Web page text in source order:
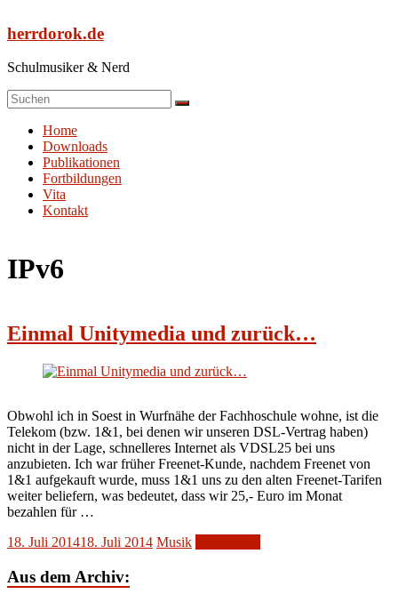
Inhalt
springen
herrdorok.de
Schulmusiker & Nerd
Menü
Home
Downloads
Publikationen
Fortbildungen
Vita
Kontakt
IPv6
Einmal Unitymedia und zurück…
Obwohl ich in Soest in Wurfnähe der Fachhoschule wohne, ist die
Telekom (bzw. 1&1, bei denen wir unseren DSL-Vertrag haben)
nicht in der Lage, schnelleres Internet als VDSL25 bei uns
anzubieten. Ich war früher Freenet-Kunde, nachdem Freenet von
1&1 aufgekauft wurde, muss 1&1 uns zu den alten Freenet-Tarifen
weiter beliefern, was bedeutet, dass wir 25,- Euro im Monat
bezahlen für …
18. Juli 201418. Juli 2014 Musik
Aus dem Archiv: